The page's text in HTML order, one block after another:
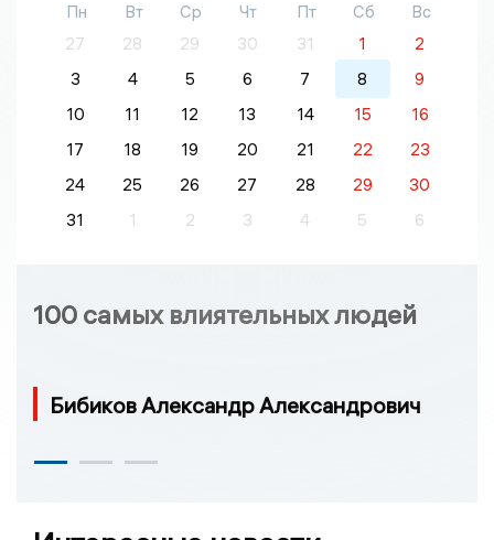
Пн Вт Ср Чт Пт Сб
Вс
27
28 29 30 31 1
2
3
4 5 6 7 8
9
10
11 12 13 14 15
16
17
18 19 20 21 22
23
24
25 26 27 28 29
30
31
1 2 3 4 5 6
100 самых влиятельных людей
Бибиков Александр Александрович